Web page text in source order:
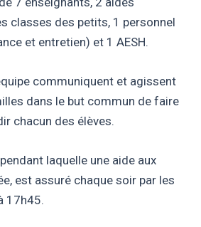
classes des petits, 1 personnel
et entretien) et 1 AESH.
communiquent et agissent
dans le but commun de faire
chacun des élèves.
laquelle une aide aux
est assuré chaque soir par les
17h45.